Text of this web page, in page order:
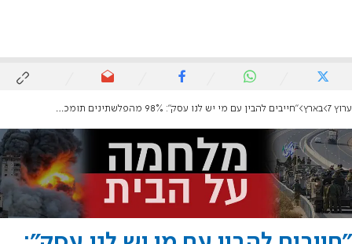
ערוץ 7 בארץ "חייבים להבין עם מי יש לנו עסק": 98% מהפלשתינים תומכים בטבח שביצע חמאס